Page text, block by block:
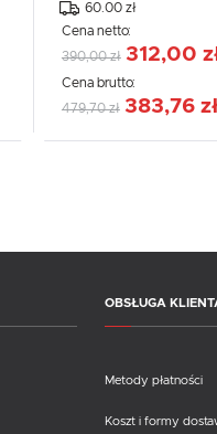
60.00 zł
Cena netto:
390,00 zł 312,00
Cena brutto:
479,70 zł 383,76
OBSŁUGA
Metody płatności
Koszt i formy